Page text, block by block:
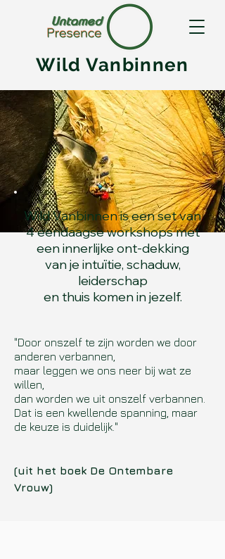
Wild Vanbinnen
Wild Vanbinnen is een set van
4 eendaagse workshops met
een innerlijke ont-dekking
van je intuïtie, schaduw,
leiderschap
en thuis komen in jezelf.
"Door onszelf te zijn worden we door
anderen verbannen,
maar leggen we ons neer bij wat ze
willen,
dan worden we uit onszelf verbannen.
Dat is een kwellende spanning, maar
de keuze is duidelijk."
(uit het boek De Ontembare
Vrouw)